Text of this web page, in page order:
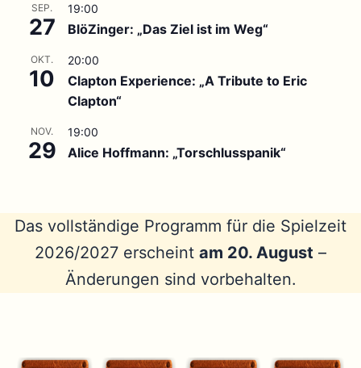
SEP.
27
19:00
BlöZinger: „Das Ziel ist im Weg“
OKT.
10
20:00
Clapton Experience: „A Tribute to Eric
Clapton“
NOV.
29
19:00
Alice Hoffmann: „Torschlusspanik“
Das vollständige Programm für die Spielzeit
2026/2027 erscheint am 20. August –
Änderungen sind vorbehalten.